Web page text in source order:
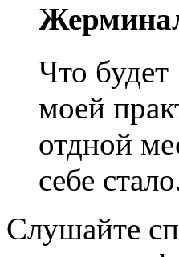
Что
моей
отдной
себе
Слушайте